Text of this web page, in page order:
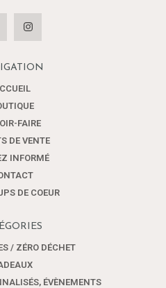
FAIRE
DE VENTE
INFORMÉ
DE COEUR
/ ZÉRO DÉCHET
ÉVÈNEMENTS